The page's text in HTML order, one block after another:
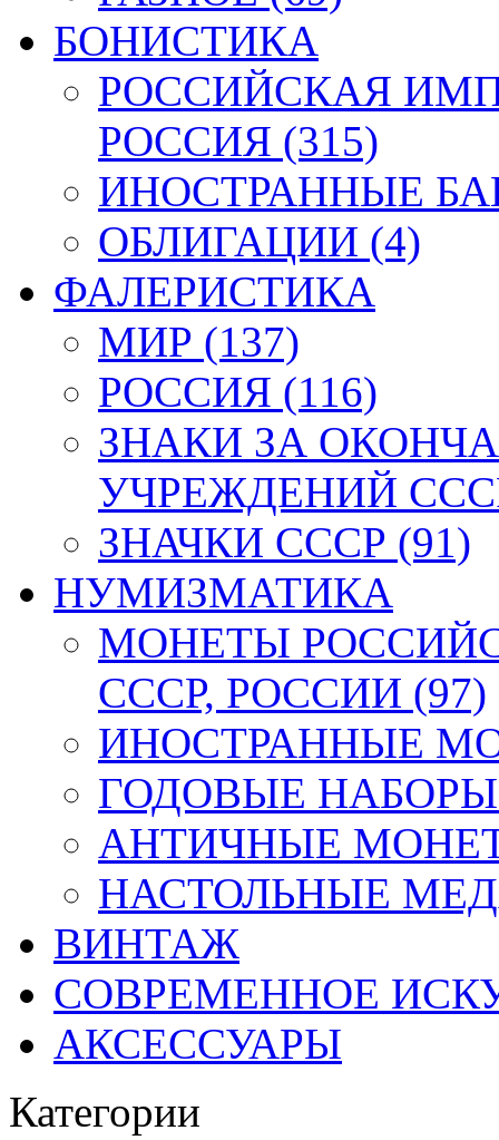
БОНИСТИКА
РОССИЙСКАЯ
РОССИЯ (315)
ИНОСТРАННЫЕ
ОБЛИГАЦИИ (4)
ФАЛЕРИСТИКА
МИР (137)
РОССИЯ (116)
ЗНАКИ ЗА
УЧРЕЖДЕНИЙ
ЗНАЧКИ СССР (91)
НУМИЗМАТИКА
МОНЕТЫ
СССР, РОССИИ (97)
ИНОСТРАННЫЕ
ГОДОВЫЕ НАБОРЫ
АНТИЧНЫЕ
НАСТОЛЬНЫЕ
ВИНТАЖ
СОВРЕМЕННОЕ
АКСЕССУАРЫ
Категории